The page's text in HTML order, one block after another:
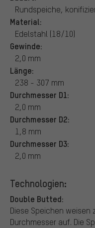
Rundspeiche,
Material:
Edelstahl (18/10)
Gewinde:
2,0 mm
Länge:
238 - 307 mm
Durchmesser D1:
2,0 mm
Durchmesser D2:
1,8 mm
Durchmesser D3:
2,0 mm
Technologien:
Double Butted:
Diese Speichen
Durchmesser auf. Die